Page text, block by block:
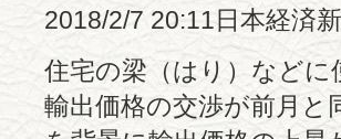
2018/2/7 20:11日本経済
住宅の梁（はり）などに
輸出価格の交渉が前月と